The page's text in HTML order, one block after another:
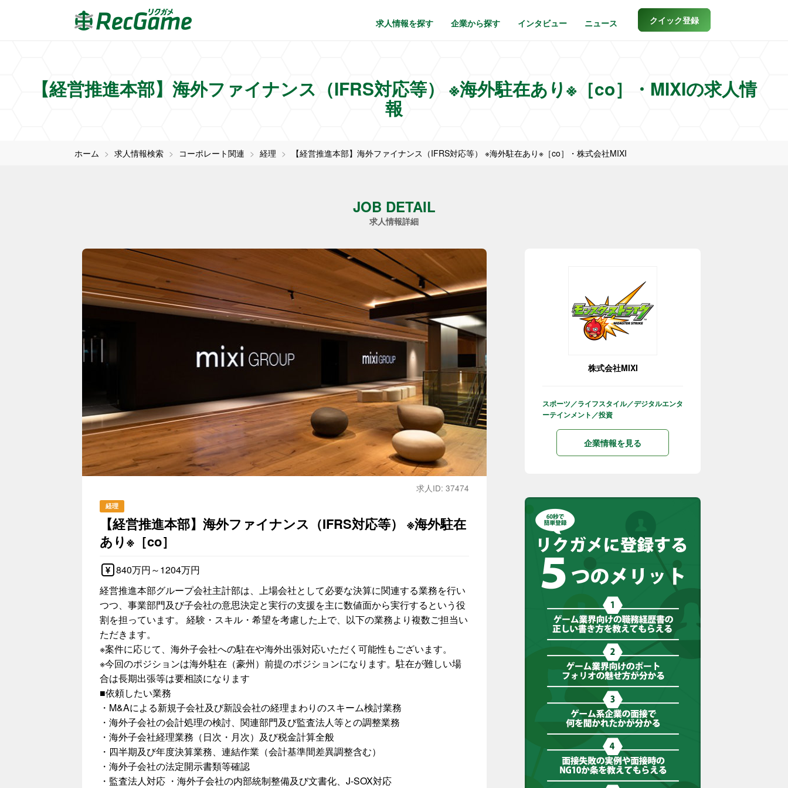
求人情報を探す 企業から探す インタビュー ニュース クイック登録
【経営推進本部】海外ファイナンス（IFRS対応等） ※海外駐在あり※［co］・MIXIの求人情
報
ホーム 求人情報検索 コーポレート関連 経理 【経営推進本部】海外ファイナンス（IFRS対応等） ※海外駐在あり※［co］・株式会社MIXI
JOB DETAIL
求人情報詳細
求人ID: 37474
経理
【経営推進本部】海外ファイナンス（IFRS対応等） ※海外駐在
あり※［co］
840万円～1204万円
経営推進本部グループ会社主計部は、上場会社として必要な決算に関連する業務を行い
つつ、事業部門及び子会社の意思決定と実行の支援を主に数値面から実行するという役
割を担っています。 経験・スキル・希望を考慮した上で、以下の業務より複数ご担当い
ただきます。
※案件に応じて、海外子会社への駐在や海外出張対応いただく可能性もございます。
※今回のポジションは海外駐在（豪州）前提のポジションになります。駐在が難しい場
合は長期出張等は要相談になります
■依頼したい業務
・M&Aによる新規子会社及び新設会社の経理まわりのスキーム検討業務
・海外子会社の会計処理の検討、関連部門及び監査法人等との調整業務
・海外子会社経理業務（日次・月次）及び税金計算全般
・四半期及び年度決算業務、連結作業（会計基準間差異調整含む）
・海外子会社の法定開示書類等確認
・監査法人対応 ・海外子会社の内部統制整備及び文書化、J-SOX対応
株式会社MIXI
スポーツ／ライフスタイル／デジタルエンタ
ーテインメント／投資
企業情報を見る